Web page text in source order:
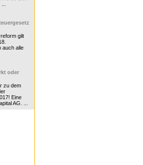
gilt
auch alle
oder
zu dem
Eine
AG. ...